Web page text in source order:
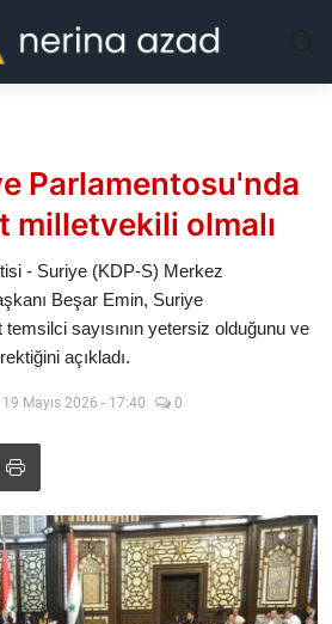
Parlamentosu'nda
milletvekili olmalı
- Suriye (KDP-S) Merkez
Beşar Emin, Suriye
sayısının yetersiz olduğunu ve
açıkladı.
19 Mayıs 2026 - 17:40 0